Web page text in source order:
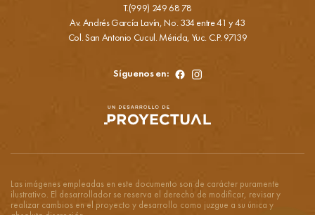
T.(999) 249 68 78
Av. Andrés García Lavín, No. 334 entre 41 y 43
Col. San Antonio Cucul. Mérida, Yuc. C.P. 97139
Síguenos en:
Las imágenes empleadas en este documento son de carácter puramente
ilustrativo. El desarrollador se reserva el derecho de modificar, revisar y
realizar cambios en el proyecto y desarrollo como juzgue a su única y